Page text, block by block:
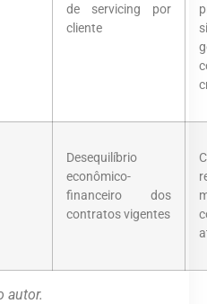
de servicing por
cliente
Desequilíbrio
econômico-
financeiro dos
contratos vigentes
autor.